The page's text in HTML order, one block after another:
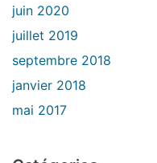
juin 2020
juillet 2019
septembre 2018
janvier 2018
mai 2017